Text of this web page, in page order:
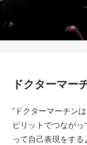
ドクターマー
“ドクターマーチン
ピリットでつなが
って自己表現をす